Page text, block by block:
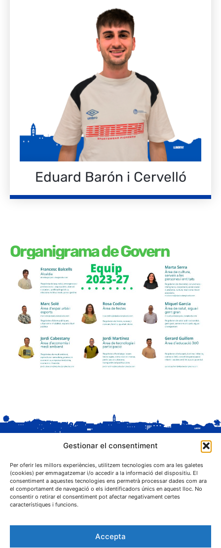
Gestionar el consentiment
Per oferir les millors experiències, utilitzem tecnologies com ara les galetes
(cookies) per emmagatzemar i/o accedir a la informació del dispositiu. El
consentiment a aquestes tecnologies ens permetrà processar dades com ara
el comportament de navegació o els identificadors únics en aquest lloc. No
consentir o retirar el consentiment pot afectar negativament certes
característiques i funcions.
Accepta
Eduard Barón i Cervelló
Organigrama de Govern
C. Sant Josep, 1
25243 El Palau d'Anglesola (Pla d'Urgell)